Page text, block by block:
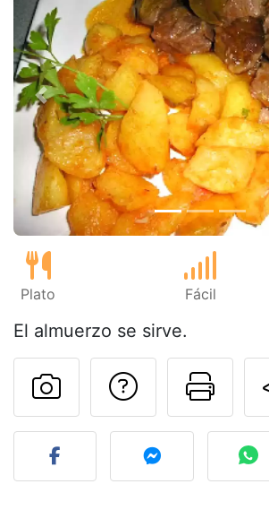
Anterior
Plato Fácil
El almuerzo se sirve.
Publicar la foto